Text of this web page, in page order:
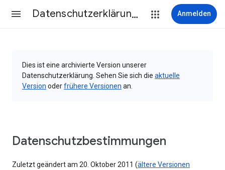
Datenschutzerklärung & Nutzungsbedingungen Anmelden
Dies ist eine archivierte Version unserer
Datenschutzerklärung. Sehen Sie sich die aktuelle
Version oderfrühere Versionen an.
Datenschutzbestimmungen
Zuletzt geändert am 20. Oktober 2011 (ältere Versionen